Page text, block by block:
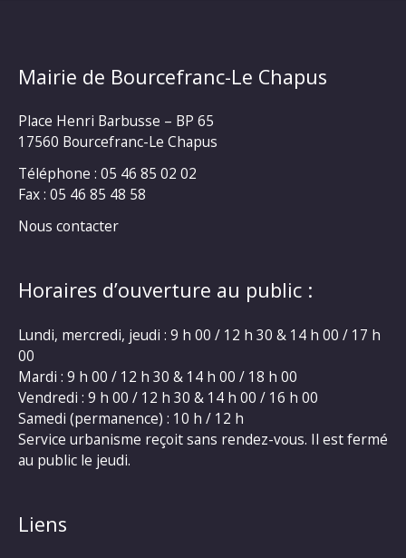
Mairie de Bourcefranc-Le Chapus
Place Henri Barbusse – BP 65
17560 Bourcefranc-Le Chapus
Téléphone : 05 46 85 02 02
Fax : 05 46 85 48 58
Nous contacter
Horaires d’ouverture au public :
Lundi, mercredi, jeudi : 9 h 00 / 12 h 30 & 14 h 00 / 17 h
00
Mardi : 9 h 00 / 12 h 30 & 14 h 00 / 18 h 00
Vendredi : 9 h 00 / 12 h 30 & 14 h 00 / 16 h 00
Samedi (permanence) : 10 h / 12 h
Service urbanisme reçoit sans rendez-vous. Il est fermé
au public le jeudi.
Liens